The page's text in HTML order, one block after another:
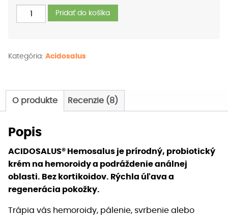
množstvo
ACIDOSALUS®
Pridať do košíka
Kategória: Acidosalus
O produkte Recenzie (8)
Popis
ACIDOSALUS® Hemosalus je prírodný, probiotický
krém na hemoroidy a podráždenie análnej
oblasti. Bez kortikoidov. Rýchla úľava a
regenerácia pokožky.
Trápia vás hemoroidy, pálenie, svrbenie alebo